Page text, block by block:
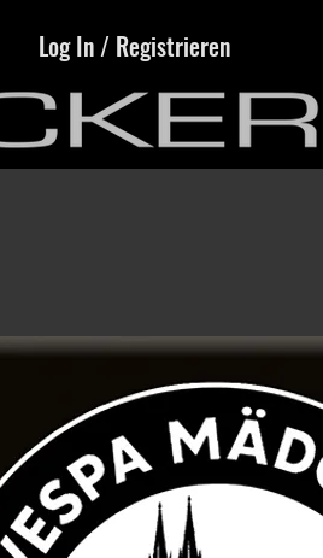
Log In / Registrieren